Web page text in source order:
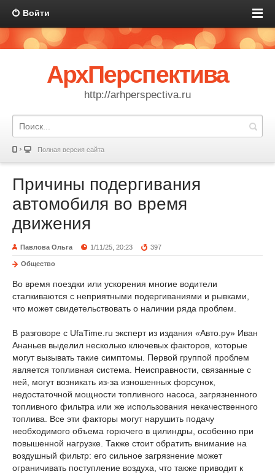
Войти
АрхПерспектива
http://arhperspectiva.ru
Полная версия сайта
Причины подергивания
автомобиля во время
движения
Павлова Ольга 1/11/25, 20:23 397
Общество
Во время поездки или ускорения многие водители
сталкиваются с неприятными подергиваниями и рывками,
что может свидетельствовать о наличии ряда проблем.
В разговоре с UfaTime.ru эксперт из издания «Авто.ру» Иван
Ананьев выделил несколько ключевых факторов, которые
могут вызывать такие симптомы. Первой группой проблем
является топливная система. Неисправности, связанные с
ней, могут возникать из-за изношенных форсунок,
недостаточной мощности топливного насоса, загрязненного
топливного фильтра или же использования некачественного
топлива. Все эти факторы могут нарушить подачу
необходимого объема горючего в цилиндры, особенно при
повышенной нагрузке. Также стоит обратить внимание на
воздушный фильтр: его сильное загрязнение может
ограничивать поступление воздуха, что также приводит к